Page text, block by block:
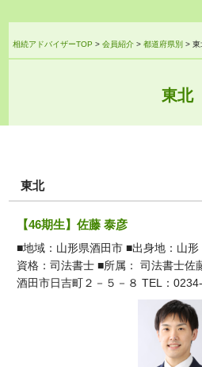
相続アドバイザーTOP >会員紹介 >都道府県別 >東
東北
東北
【46期生】佐藤 泰彦
■地域：山形県酒田市 ■出身地：山
資格：司法書士 ■所属： 司法書士佐
酒田市日吉町２－５－８ TEL：